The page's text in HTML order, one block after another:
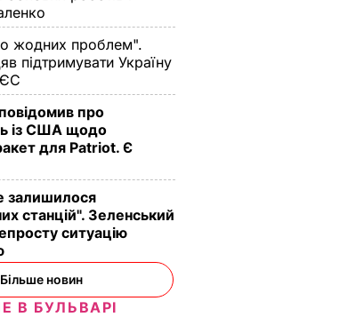
жодних проблем".
підтримувати Україну
про
із США щодо
для Patriot. Є
залишилося
станцій". Зеленський
ситуацію
Більше новин
В БУЛЬВАРІ